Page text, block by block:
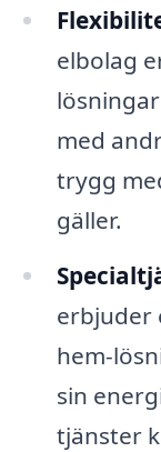
elbolag
med
trygg
gäller.
erbjuder
hem-
sin
tjänster